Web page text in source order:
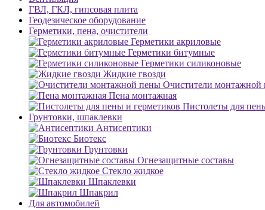
ГВЛ, ГКЛ, гипсовая плита
Геодезическое оборудование
Герметики, пена, очистители
Герметики акриловые
Герметики битумные
Герметики силиконовые
Жидкие гвозди
Очистители монтажной
Пена монтажная
Пистолеты для
Грунтовки, шпаклевки
Антисептики
Биотекс
Грунтовки
Огнезащитные составы
Стекло жидкое
Шпаклевки
Шпакрил
Для автомобилей